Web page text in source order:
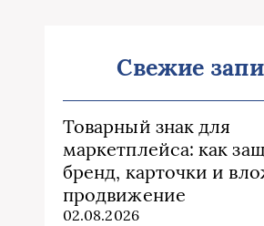
Свежие
Товарный знак для
маркетплейса: как
бренд, карточки и
продвижение
02.08.2026